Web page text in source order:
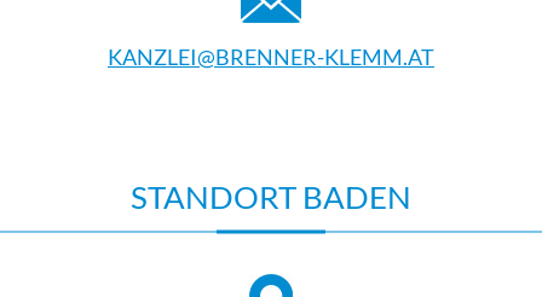
KANZLEI@BRENNER-KLEMM.AT
STANDORT BADEN